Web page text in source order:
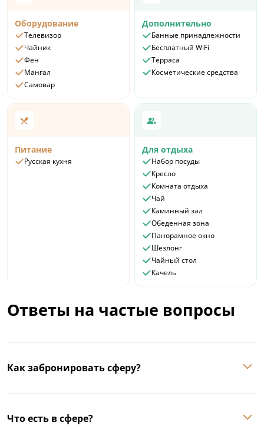
Оборудование
Телевизор
Чайник
Фен
Мангал
Самовар
Дополнительно
Банные принадлежности
Бесплатный WiFi
Терраса
Косметические средства
Питание
Русская кухня
Для отдыха
Набор посуды
Кресло
Комната отдыха
Чай
Каминный зал
Обеденная зона
Панорамное окно
Шезлонг
Чайный стол
Качель
Ответы на частые вопросы
Как забронировать сферу?
Что есть в сфере?